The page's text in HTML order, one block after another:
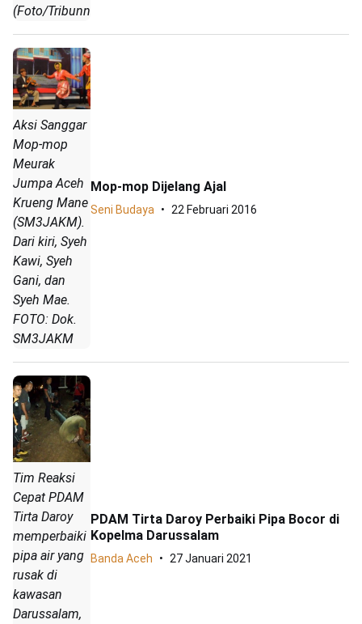
(Foto/Tribunnews)
Aksi Sanggar
Mop-mop
Meurak
Jumpa Aceh
Krueng Mane
(SM3JAKM).
Dari kiri, Syeh
Kawi, Syeh
Gani, dan
Syeh Mae.
FOTO: Dok.
SM3JAKM
Mop-mop Dijelang Ajal
Seni Budaya 22 Februari 2016
Tim Reaksi
Cepat PDAM
Tirta Daroy
memperbaiki
pipa air yang
rusak di
kawasan
Darussalam,
PDAM Tirta Daroy Perbaiki Pipa Bocor di
Kopelma Darussalam
Banda Aceh 27 Januari 2021